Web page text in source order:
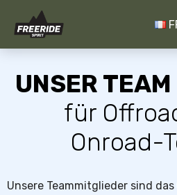
UNSER TEAM
für
Onroad-
Unsere Teammitglieder sind